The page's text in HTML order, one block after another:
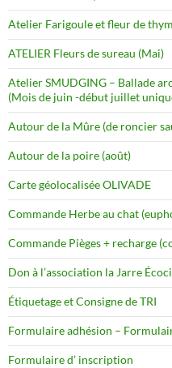
Atelier Farigoule et fleur de
ATELIER Fleurs de sureau (Mai)
Atelier SMUDGING – Ballade
(Mois de juin -début juillet
Autour de la Mûre (de roncier
Autour de la poire (août)
Carte géolocalisée OLIVADE
Commande Herbe au chat
Commande Pièges + recharge
Don à l’association la Jarre
Étiquetage et Consigne de TRI
Formulaire adhésion –
Formulaire d’ inscription